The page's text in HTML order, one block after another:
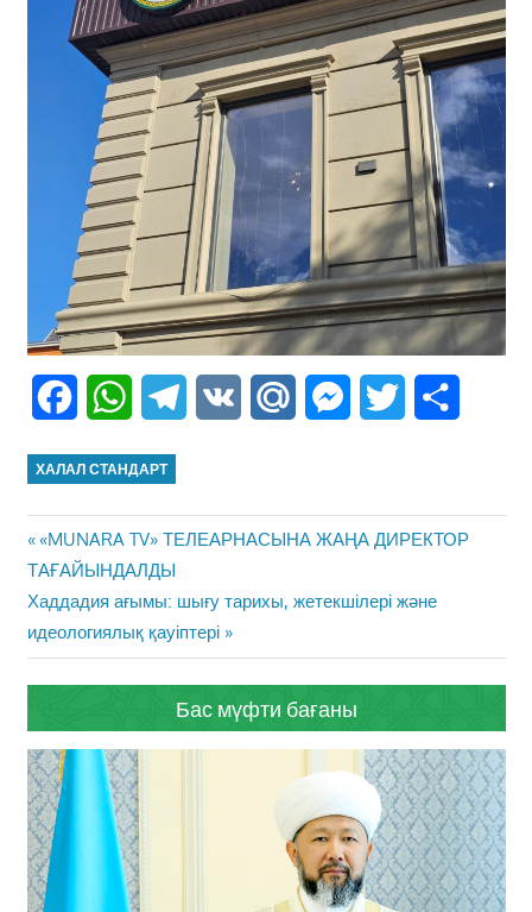
FacebookWhatsAppTelegram
VK Mail.Ru Messenger
Twitter
ХАЛАЛ СТАНДАРТ
Жазба
навигациясы
Previous
Post:
«MUNARA TV» ТЕЛЕАРНАСЫНА ЖАҢА ДИРЕКТОР
ТАҒАЙЫНДАЛДЫ
Next
Post:
Хаддадия ағымы: шығу тарихы, жетекшілері және
идеологиялық қауіптері
Бас мүфти бағаны